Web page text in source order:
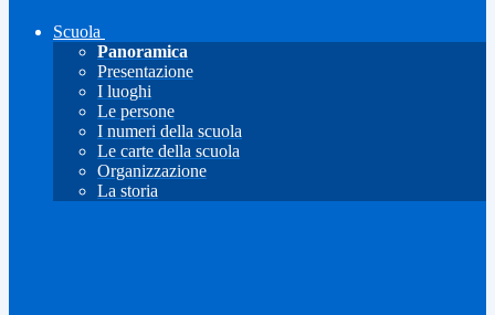
Scuola
Panoramica
Presentazione
I luoghi
Le persone
I numeri della scuola
Le carte della scuola
Organizzazione
La storia